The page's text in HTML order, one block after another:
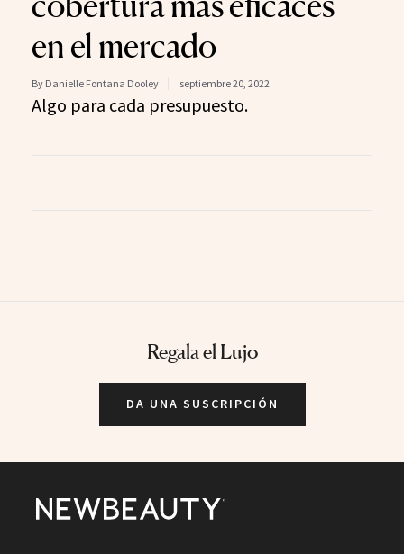
en el mercado
By Danielle Fontana Dooley septiembre 20, 2022
Algo para cada presupuesto.
Regala el Lujo
DA UNA SUSCRIPCIÓN